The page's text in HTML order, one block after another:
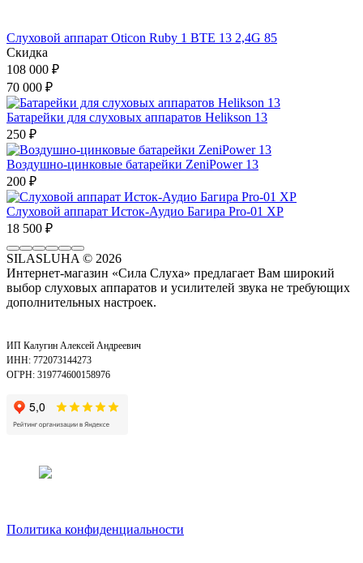
Слуховой аппарат Oticon Ruby 1 BTE 13 2,4G 85
Скидка
108 000 ₽
70 000 ₽
Батарейки для слуховых аппаратов Helikson 13
250 ₽
Воздушно-цинковые батарейки ZeniPower 13
200 ₽
Слуховой аппарат Исток-Аудио Багира Pro-01 XP
18 500 ₽
SILASLUHA © 2026
Интернет-магазин «Сила Слуха» предлагает Вам широкий
выбор слуховых аппаратов и усилителей звука не требующих
дополнительных настроек.
ИП Калугин Алексей Андреевич
ИНН: 772073144273
ОГРН: 319774600158976
Политика конфиденциальности